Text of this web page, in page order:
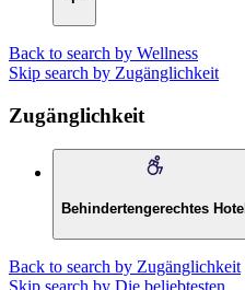
Back to search by Wellness
Skip search by Zugänglichkeit
Zugänglichkeit
Behindertengerechtes Hotel
Back to search by Zugänglichkeit
Skip search by Die beliebtesten